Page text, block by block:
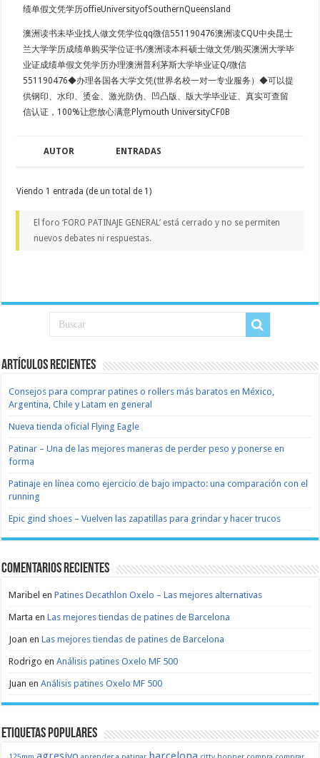
绩单假文凭学历offieUniversityofSouthernQueensland
澳洲读书未毕业找人做文凭学位qq微信551190476澳洲读CQU中央昆士
兰大学学历成绩单购买学位证书/澳洲读本科硕士做文凭/购买澳洲大学毕
业证成绩单假文凭学历办理澳洲普利茅斯大学毕业证Q/微信
551190476◆办理各国各大学文凭(世界名校一对一专业服务）◆可以提
供钢印、水印、烫金、激光防伪、凹凸版、版大学毕业证、真实可查留
信认证，100%让您放心满意Plymouth UniversityCF0B
AUTOR ENTRADAS
Viendo 1 entrada (de un total de 1)
El foro ‘FORO PATINAJE GENERAL’ está cerrado y no se permiten
nuevos debates ni respuestas.
Artículos recientes
Consejos para comprar patines o rollers más baratos en México,
Argentina, Chile y Latam en general
Nueva tienda oficial Flying Eagle
Patinar – Una de las mejores maneras de perder peso y ponerse en
forma
Patinaje en línea como ejercicio de bajo impacto: una comparación con el
running
Epic gind shoes – Vuelven las zapatillas para grindar y hacer trucos
Comentarios recientes
Maribel enPatines Decathlon Oxelo – Las mejores alternativas
Marta enLas mejores tiendas de patines de Barcelona
Joan enLas mejores tiendas de patines de Barcelona
Rodrigo enAnálisis patines Oxelo MF 500
Juan enAnálisis patines Oxelo MF 500
Etiquetas populares